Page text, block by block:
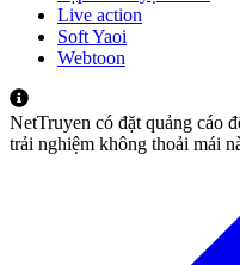
Live action
Soft Yaoi
Webtoon
NetTruyen có đặt quảng cáo
trải nghiệm không thoải mái